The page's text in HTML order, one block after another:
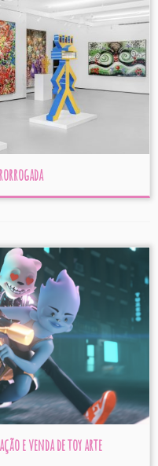
e venda de toy arte